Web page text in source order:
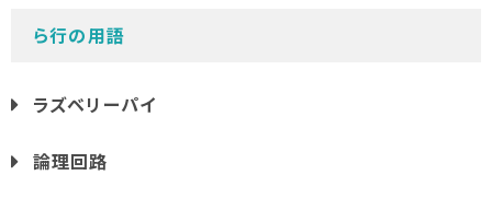
ら行の用語
ラズベリーパイ
論理回路